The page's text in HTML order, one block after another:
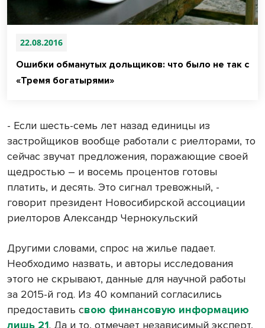
22.08.2016
Ошибки обманутых дольщиков: что было не так с
«Тремя богатырями»
- Если шесть-семь лет назад единицы из
застройщиков вообще работали с риелторами, то
сейчас звучат предложения, поражающие своей
щедростью – и восемь процентов готовы
платить, и десять. Это сигнал тревожный, -
говорит президент Новосибирской ассоциации
риелторов Александр Чернокульский
Другими словами, спрос на жилье падает.
Необходимо назвать, и авторы исследования
этого не скрывают, данные для научной работы
за 2015-й год. Из 40 компаний согласились
предоставить свою финансовую информацию
лишь 21. Да и то, отмечает независимый эксперт,